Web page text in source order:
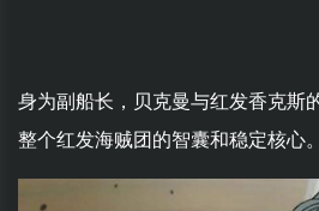
身为副船长，贝克曼与红发香克斯
整个红发海贼团的智囊和稳定核心。